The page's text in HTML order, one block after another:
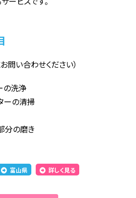
問い合わせください）
の洗浄
ーの清掃
分の磨き
富山県 詳しく見る